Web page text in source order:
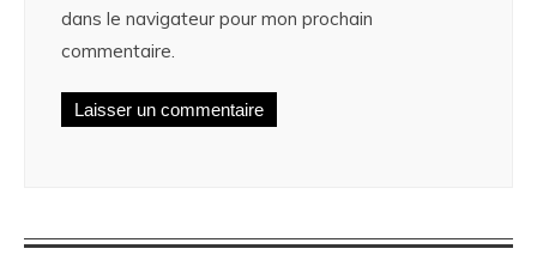
dans le navigateur pour mon prochain
commentaire.